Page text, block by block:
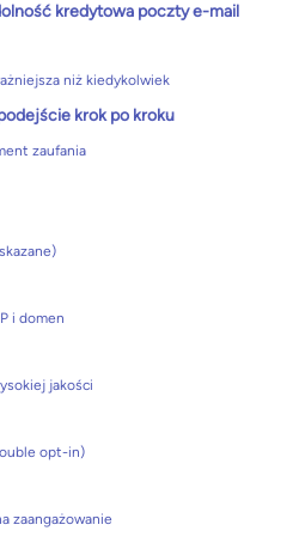
kredytowa poczty e-mail
niż kiedykolwiek
krok po kroku
zaufania
i domen
jakości
opt-in)
zaangażowanie